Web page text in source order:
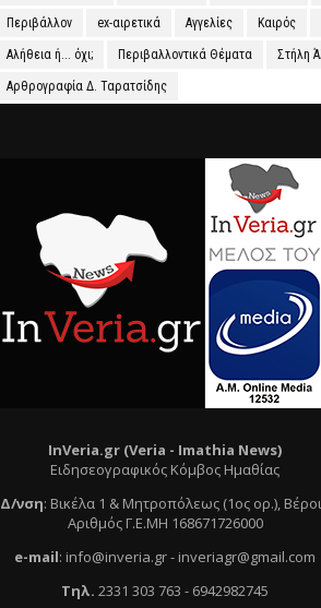
Περιβάλλον ex-αιρετικά Αγγελίες Καιρός
Αλήθεια ή... όχι; Περιβαλλοντικά Θέματα Στήλη
Αρθρογραφία Δ. Ταρατσίδης
InVeria.gr (Veria - Ιmathia News)
Ειδησεογραφικός Κόμβος Ημαθίας
Δ/νση: Βικέλα 1 & Μητροπόλεως (1ος ορ.),
Αριθμός Γ.Ε.ΜΗ 168671726000
e-mail: info@inveria.gr- inveriagr@gmail.com
Τηλ. 2331 303 763 - 6942982745